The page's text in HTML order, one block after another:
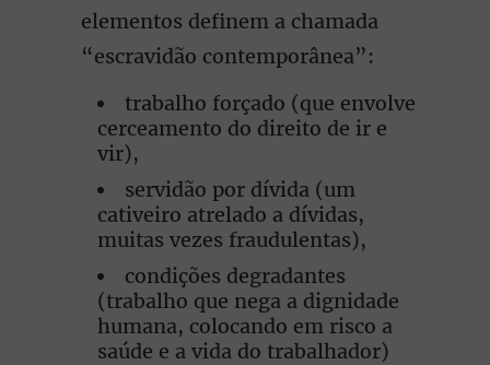
elementos definem a chamada
“escravidão contemporânea”:
trabalho forçado (que envolve
cerceamento do direito de ir e
vir),
servidão por dívida (um
cativeiro atrelado a dívidas,
muitas vezes fraudulentas),
condições degradantes
(trabalho que nega a dignidade
humana, colocando em risco a
saúde e a vida do trabalhador)